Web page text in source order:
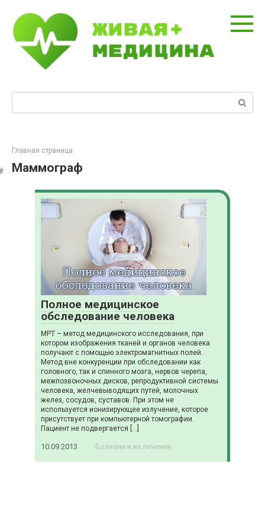
контенту
Главная страница
Маммограф
Полное медицинское
обследование человека
МРТ – метод медицинского исследования, при
котором изображения тканей и органов человека
получают с помощью электромагнитных полей.
Метод вне конкуренции при обследовании как
головного, так и спинного мозга, нервов черепа,
межпозвоночных дисков, репродуктивной системы
человека, желчевыводящих путей, молочных
желез, сосудов, суставов. При этом не
используется ионизирующее излучение, которое
присутствует при компьютерной томографии.
Пациент не подвергается […]
10.09.2013 Болезни и их лечение